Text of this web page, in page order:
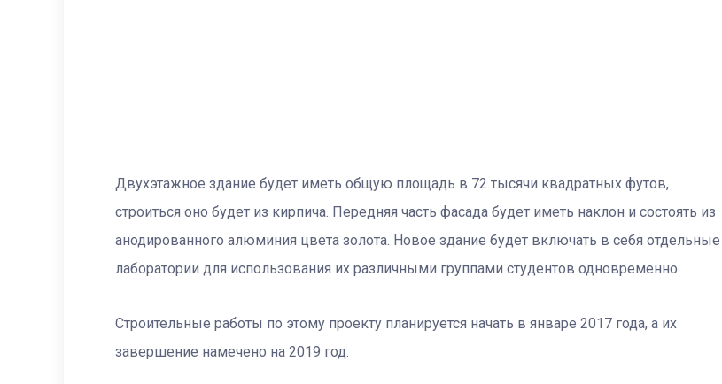
Двухэтажное здание будет иметь общую площадь в 72 тысячи квадратных футов,
строиться оно будет из кирпича. Передняя часть фасада будет иметь наклон и состоять из
анодированного алюминия цвета золота. Новое здание будет включать в себя отдельные
лаборатории для использования их различными группами студентов одновременно.
Строительные работы по этому проекту планируется начать в январе 2017 года, а их
завершение намечено на 2019 год.